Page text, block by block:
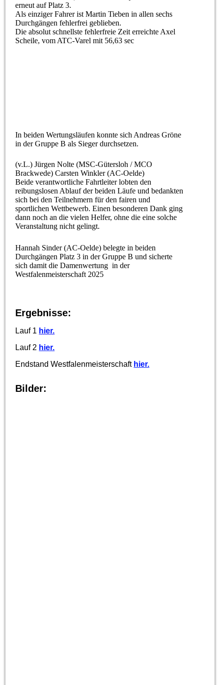
erneut auf Platz 3.
Als einziger Fahrer ist Martin Tieben in allen sechs
Durchgängen fehlerfrei geblieben.
Die absolut schnellste fehlerfreie Zeit erreichte Axel
Scheile, vom ATC-Varel mit 56,63 sec
In beiden Wertungsläufen konnte sich Andreas Gröne
in der Gruppe B als Sieger durchsetzen.
(v.L.) Jürgen Nolte (MSC-Gütersloh / MCO
Brackwede) Carsten Winkler (AC-Oelde)
Beide verantwortliche Fahrtleiter lobten den
reibungslosen Ablauf der beiden Läufe und bedankten
sich bei den Teilnehmern für den fairen und
sportlichen Wettbewerb. Einen besonderen Dank ging
dann noch an die vielen Helfer, ohne die eine solche
Veranstaltung nicht gelingt.
Hannah Sinder (AC-Oelde) belegte in beiden
Durchgängen Platz 3 in der Gruppe B und sicherte
sich damit die Damenwertung in der
Westfalenmeisterschaft 2025
Ergebnisse:
Lauf 1 hier.
Lauf 2 hier.
Endstand Westfalenmeisterschaft hier.
Bilder: